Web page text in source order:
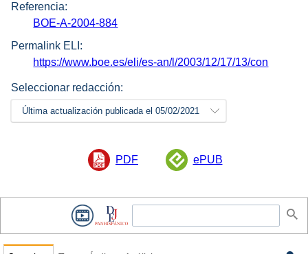
Referencia:
BOE-A-2004-884
Permalink ELI:
https://www.boe.es/eli/es-an/l/2003/12/17/13/con
Seleccionar redacción:
Última actualización publicada el 05/02/2021
PDF ePUB